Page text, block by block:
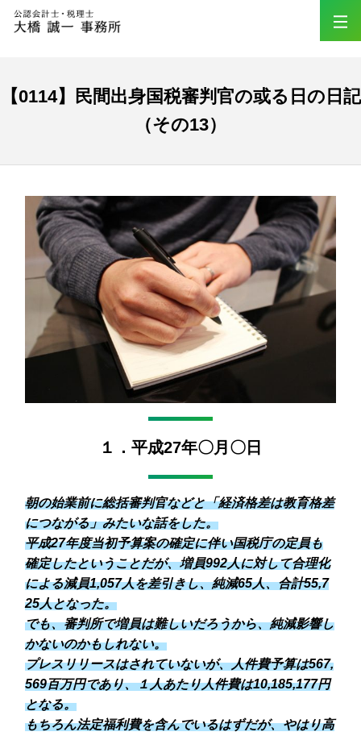
【0114】民間出身国税審判官の或る日の日記
（その13）
１．平成27年〇月〇日
朝の始業前に総括審判官などと「経済格差は教育格差
につながる」みたいな話をした。
平成27年度当初予算案の確定に伴い国税庁の定員も
確定したということだが、増員992人に対して合理化
による減員1,057人を差引きし、純減65人、合計55,7
25人となった。
でも、審判所で増員は難しいだろうから、純減影響し
かないのかもしれない。
プレスリリースはされていないが、人件費予算は567,
569百万円であり、１人あたり人件費は10,185,177円
となる。
もちろん法定福利費を含んでいるはずだが、やはり高